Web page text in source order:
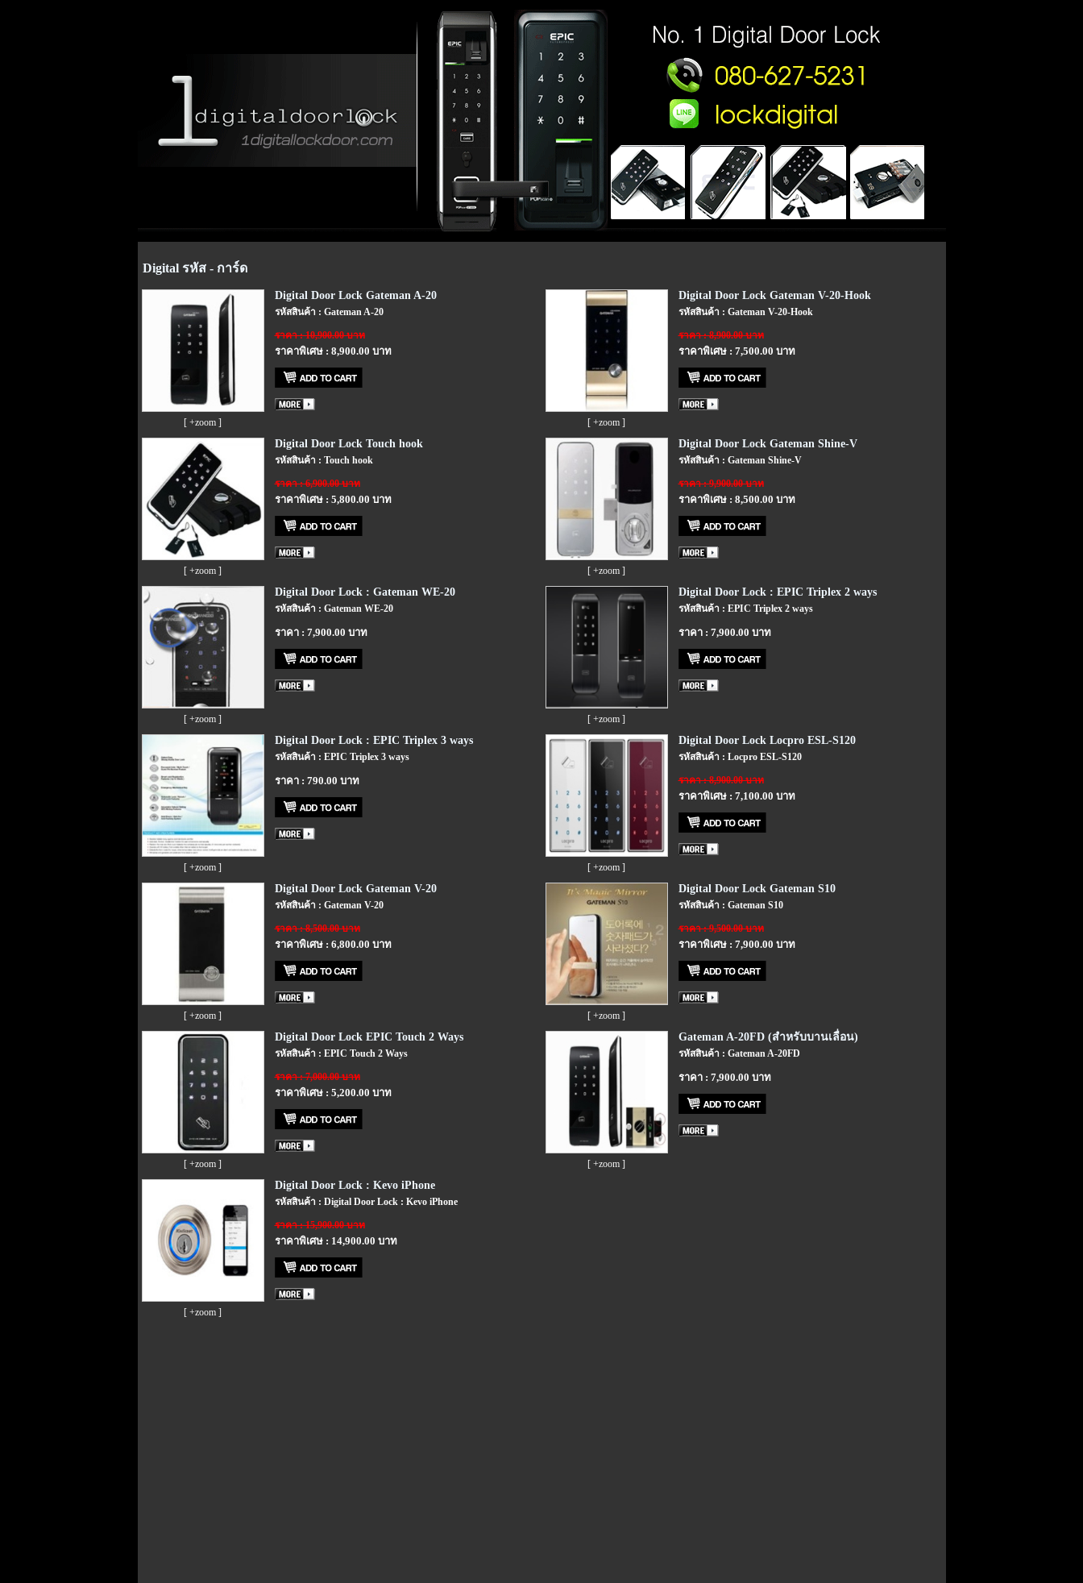
Digital รหัส - การ์ด
[ +zoom ]
Digital Door Lock Gateman A-20
รหัสสินค้า : Gateman A-20
ราคา : 10,900.00 บาท
ราคาพิเศษ : 8,900.00 บาท
[ +zoom ]
Digital Door Lock Gateman V-20-Hook
รหัสสินค้า : Gateman V-20-Hook
ราคา : 8,900.00 บาท
ราคาพิเศษ : 7,500.00 บาท
[ +zoom ]
Digital Door Lock Touch hook
รหัสสินค้า : Touch hook
ราคา : 6,900.00 บาท
ราคาพิเศษ : 5,800.00 บาท
[ +zoom ]
Digital Door Lock Gateman Shine-V
รหัสสินค้า : Gateman Shine-V
ราคา : 9,900.00 บาท
ราคาพิเศษ : 8,500.00 บาท
[ +zoom ]
Digital Door Lock : Gateman WE-20
รหัสสินค้า : Gateman WE-20
ราคา : 7,900.00 บาท
[ +zoom ]
Digital Door Lock : EPIC Triplex 2 ways
รหัสสินค้า : EPIC Triplex 2 ways
ราคา : 7,900.00 บาท
[ +zoom ]
Digital Door Lock : EPIC Triplex 3 ways
รหัสสินค้า : EPIC Triplex 3 ways
ราคา : 790.00 บาท
[ +zoom ]
Digital Door Lock Locpro ESL-S120
รหัสสินค้า : Locpro ESL-S120
ราคา : 8,900.00 บาท
ราคาพิเศษ : 7,100.00 บาท
[ +zoom ]
Digital Door Lock Gateman V-20
รหัสสินค้า : Gateman V-20
ราคา : 8,500.00 บาท
ราคาพิเศษ : 6,800.00 บาท
[ +zoom ]
Digital Door Lock Gateman S10
รหัสสินค้า : Gateman S10
ราคา : 9,500.00 บาท
ราคาพิเศษ : 7,900.00 บาท
[ +zoom ]
Digital Door Lock EPIC Touch 2 Ways
รหัสสินค้า : EPIC Touch 2 Ways
ราคา : 7,000.00 บาท
ราคาพิเศษ : 5,200.00 บาท
[ +zoom ]
Gateman A-20FD (สำหรับบานเลื่อน)
รหัสสินค้า : Gateman A-20FD
ราคา : 7,900.00 บาท
[ +zoom ]
Digital Door Lock : Kevo iPhone
รหัสสินค้า : Digital Door Lock : Kevo iPhone
ราคา : 15,900.00 บาท
ราคาพิเศษ : 14,900.00 บาท